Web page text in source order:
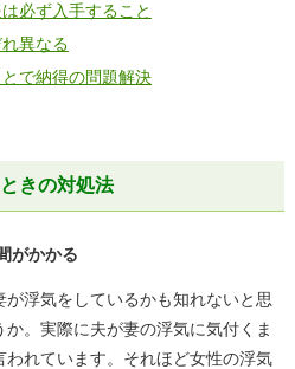
必ず入手すること
異なる
で納得の問題解決
きの対処法
がかかる
浮気をしているかも知れないと思
。実際に夫が妻の浮気に気付くま
れています。それほど女性の浮気